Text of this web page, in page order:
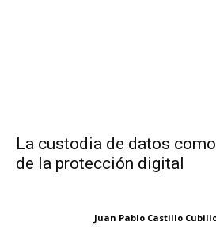
La custodia de datos
de la protección digital
Juan Pablo Castillo